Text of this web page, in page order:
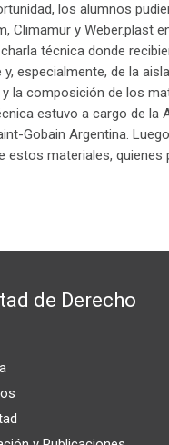
los alumnos
Climamur y Weber.plast
técnica donde
y, especialmente, de la
la composición de los
estuvo a cargo de la
Gobain Argentina.
estos materiales,
de Derecho